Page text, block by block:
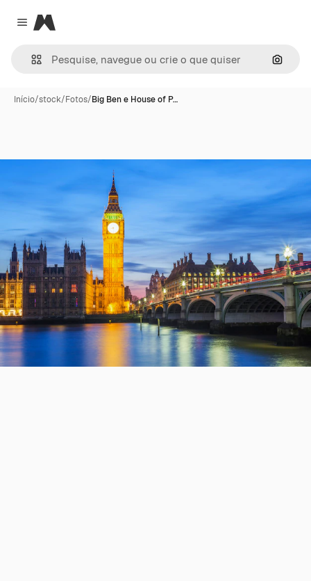
Close menu
Magnific
Início/stock/Fotos/Big Ben e House of P…